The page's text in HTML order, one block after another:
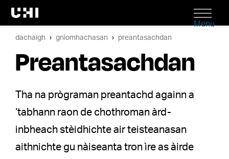
Menu
dachaigh gnìomhachasan preantasachdan
Preantasachdan
Tha na prògraman preantachd againn a
‘tabhann raon de chothroman àrd-
inbheach stèidhichte air teisteanasan
aithnichte gu nàiseanta tron ìre as àirde